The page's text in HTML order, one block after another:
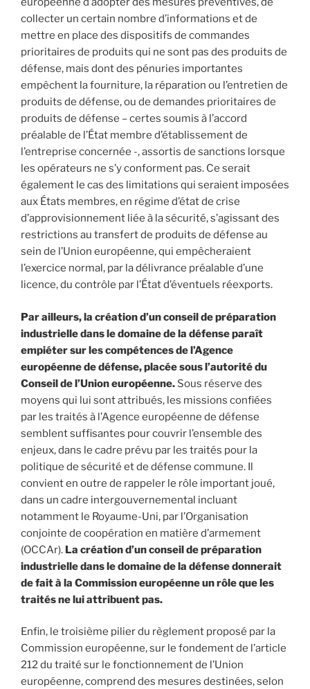
collecter un certain nombre d’informations et de
mettre en place des dispositifs de commandes
prioritaires de produits qui ne sont pas des produits de
défense, mais dont des pénuries importantes
empêchent la fourniture, la réparation ou l’entretien de
produits de défense, ou de demandes prioritaires de
produits de défense – certes soumis à l’accord
préalable de l’État membre d’établissement de
l’entreprise concernée -, assortis de sanctions lorsque
les opérateurs ne s’y conforment pas. Ce serait
également le cas des limitations qui seraient imposées
aux États membres, en régime d’état de crise
d’approvisionnement liée à la sécurité, s’agissant des
restrictions au transfert de produits de défense au
sein de l’Union européenne, qui empêcheraient
l’exercice normal, par la délivrance préalable d’une
licence, du contrôle par l’État d’éventuels réexports.
Par ailleurs, la création d’un conseil de préparation
industrielle dans le domaine de la défense paraît
empiéter sur les compétences de l’Agence
européenne de défense, placée sous l’autorité du
Conseil de l’Union européenne. Sous réserve des
moyens qui lui sont attribués, les missions confiées
par les traités à l’Agence européenne de défense
semblent suffisantes pour couvrir l’ensemble des
enjeux, dans le cadre prévu par les traités pour la
politique de sécurité et de défense commune. Il
convient en outre de rappeler le rôle important joué,
dans un cadre intergouvernemental incluant
notamment le Royaume-Uni, par l’Organisation
conjointe de coopération en matière d’armement
(OCCAr). La création d’un conseil de préparation
industrielle dans le domaine de la défense donnerait
de fait à la Commission européenne un rôle que les
traités ne lui attribuent pas.
Enfin, le troisième pilier du règlement proposé par la
Commission européenne, sur le fondement de l’article
212 du traité sur le fonctionnement de l’Union
européenne, comprend des mesures destinées, selon